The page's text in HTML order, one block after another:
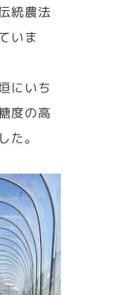
統農法
いま
にいち
度の高
た。